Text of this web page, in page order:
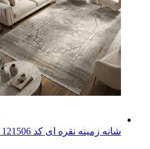
شانه زمینه نقره ای کد 121506